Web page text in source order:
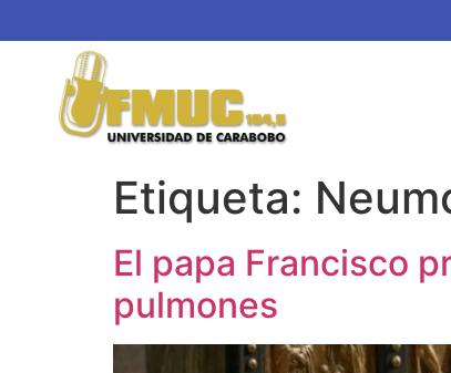
Etiqueta:
El papa Francisco
pulmones